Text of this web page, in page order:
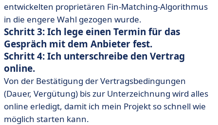
entwickelten proprietären Fin-Matching-Algorithmus
in die engere Wahl gezogen wurde.
Schritt 3: Ich lege einen Termin für das
Gespräch mit dem Anbieter fest.
Schritt 4: Ich unterschreibe den Vertrag
online.
Von der Bestätigung der Vertragsbedingungen
(Dauer, Vergütung) bis zur Unterzeichnung wird alles
online erledigt, damit ich mein Projekt so schnell wie
möglich starten kann.